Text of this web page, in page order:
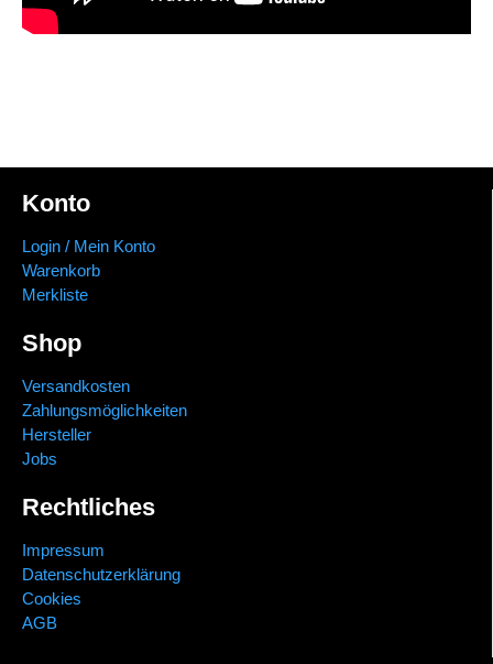
Konto
Login / Mein Konto
Warenkorb
Merkliste
Shop
Versandkosten
Zahlungsmöglichkeiten
Hersteller
Jobs
Rechtliches
Impressum
Datenschutzerklärung
Cookies
AGB